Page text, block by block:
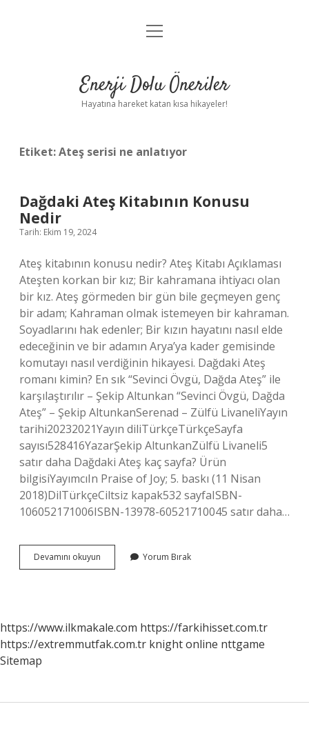
Anasayfa
Yasal Uyarı
menüyü
Enerji Dolu Öneriler
Hayatına hareket katan kısa hikayeler!
Etiket:Ateş serisi ne anlatıyor
Dağdaki Ateş Kitabının Konusu
Nedir
Tarih: Ekim 19, 2024
Ateş kitabının konusu nedir? Ateş Kitabı Açıklaması
Ateşten korkan bir kız; Bir kahramana ihtiyacı olan
bir kız. Ateş görmeden bir gün bile geçmeyen genç
bir adam; Kahraman olmak istemeyen bir kahraman.
Soyadlarını hak edenler; Bir kızın hayatını nasıl elde
edeceğinin ve bir adamın Arya’ya kader gemisinde
komutayı nasıl verdiğinin hikayesi. Dağdaki Ateş
romanı kimin? En sık “Sevinci Övgü, Dağda Ateş” ile
karşılaştırılır – Şekip Altunkan “Sevinci Övgü, Dağda
Ateş” – Şekip AltunkanSerenad – Zülfü LivaneliYayın
tarihi20232021Yayın diliTürkçeTürkçeSayfa
sayısı528416YazarŞekip AltunkanZülfü Livaneli5
satır daha Dağdaki Ateş kaç sayfa? Ürün
bilgisiYayımcıIn Praise of Joy; 5. baskı (11 Nisan
2018)DilTürkçeCiltsiz kapak532 sayfaISBN-
106052171006ISBN-13978-60521710045 satır daha…
Devamını okuyun Dağdaki
Ateş
Yorum Bırak
https://www.ilkmakale.com https://farkihisset.com.tr
https://extremmutfak.com.tr knight online nttgame
Sitemap